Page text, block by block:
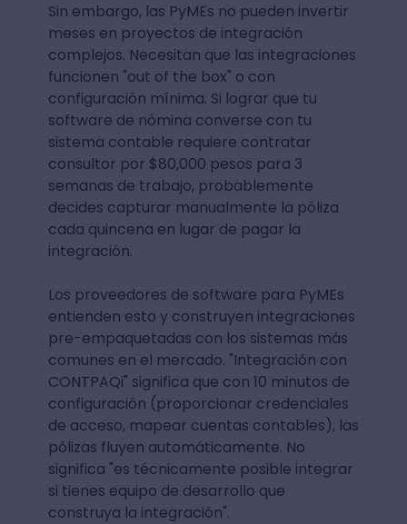
Sin embargo, las PyMEs no pueden invertir
meses en proyectos de integración
complejos. Necesitan que las integraciones
funcionen "out of the box" o con
configuración mínima. Si lograr que tu
software de nómina converse con tu
sistema contable requiere contratar
consultor por $80,000 pesos para 3
semanas de trabajo, probablemente
decides capturar manualmente la póliza
cada quincena en lugar de pagar la
integración.
Los proveedores de software para PyMEs
entienden esto y construyen integraciones
pre-empaquetadas con los sistemas más
comunes en el mercado. "Integración con
CONTPAQi" significa que con 10 minutos de
configuración (proporcionar credenciales
de acceso, mapear cuentas contables), las
pólizas fluyen automáticamente. No
significa "es técnicamente posible integrar
si tienes equipo de desarrollo que
construya la integración".